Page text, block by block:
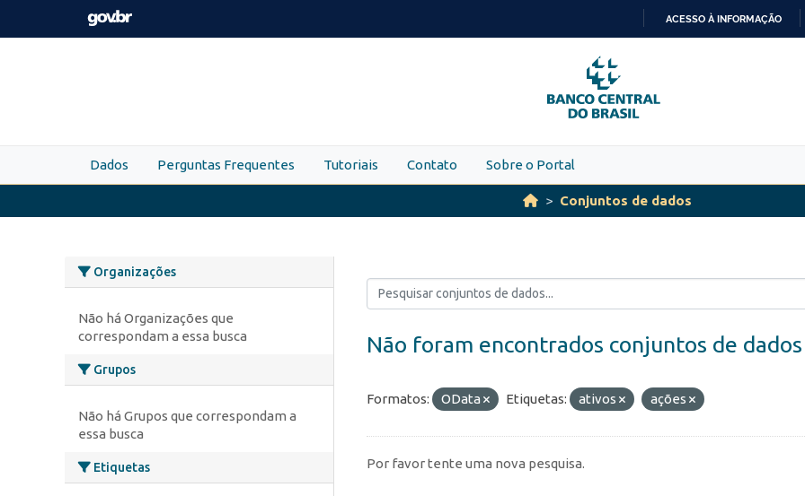
Skip to main content
PARA
O
CONTEÚDO
ACESSO À INFORMAÇÃO
Dados Perguntas Frequentes Tutoriais Contato Sobre o Portal
Conjuntos de dados
Organizações
Não há Organizações que
correspondam a essa busca
Grupos
Não há Grupos que correspondam a
essa busca
Etiquetas
Não foram encontrados conjuntos de dados
Formatos: OData Etiquetas: ativos ações
Por favor tente uma nova pesquisa.